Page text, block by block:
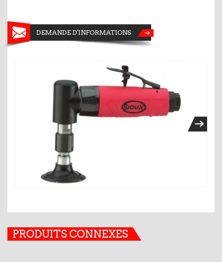
DEMANDE D'INFORMATIONS
PRODUITS CONNEXES